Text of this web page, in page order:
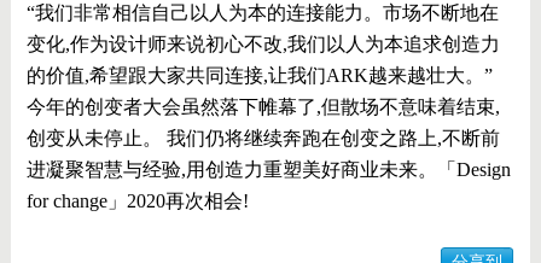
“我们非常相信自己以人为本的连接能力。市场不断地在
变化,作为设计师来说初心不改,我们以人为本追求创造力
的价值,希望跟大家共同连接,让我们ARK越来越壮大。”
今年的创变者大会虽然落下帷幕了,但散场不意味着结束,
创变从未停止。 我们仍将继续奔跑在创变之路上,不断前
进凝聚智慧与经验,用创造力重塑美好商业未来。「Design
for change」2020再次相会!